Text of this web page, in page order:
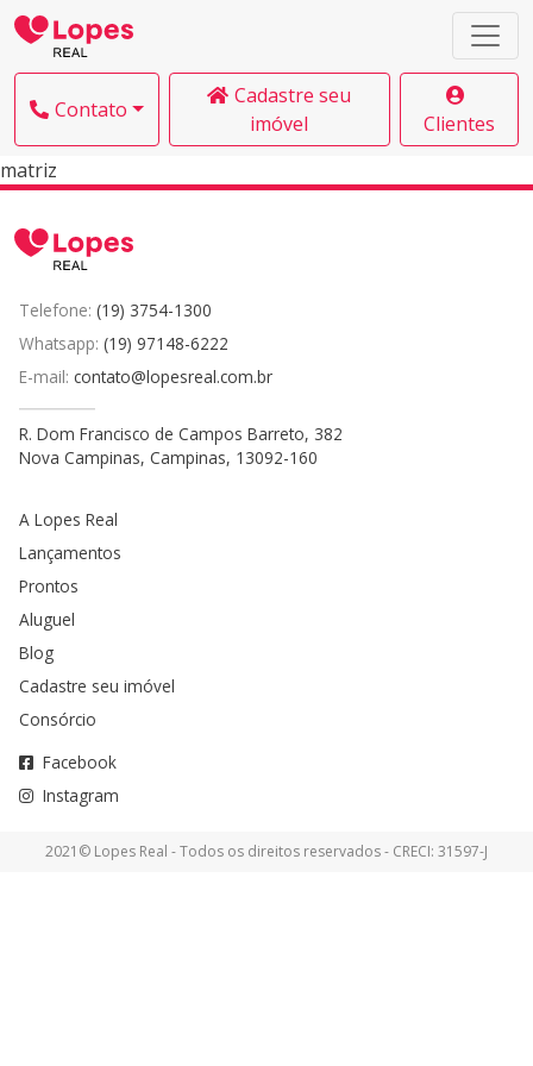
Contato
Cadastre seu
imóvel
Clientes
matriz
Telefone: (19) 3754-1300
Whatsapp: (19) 97148-6222
E-mail: contato@lopesreal.com.br
R. Dom Francisco de Campos Barreto, 382
Nova Campinas, Campinas, 13092-160
A Lopes Real
Lançamentos
Prontos
Aluguel
Blog
Cadastre seu imóvel
Consórcio
Facebook
Instagram
2021© Lopes Real - Todos os direitos reservados - CRECI: 31597-J